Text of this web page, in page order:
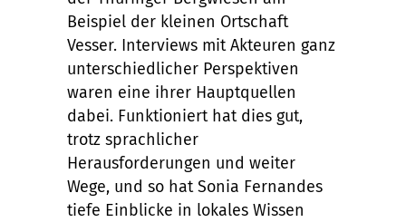
Beispiel der kleinen Ortschaft
Vesser. Interviews mit Akteuren ganz
unterschiedlicher Perspektiven
waren eine ihrer Hauptquellen
dabei. Funktioniert hat dies gut,
trotz sprachlicher
Herausforderungen und weiter
Wege, und so hat Sonia Fernandes
tiefe Einblicke in lokales Wissen